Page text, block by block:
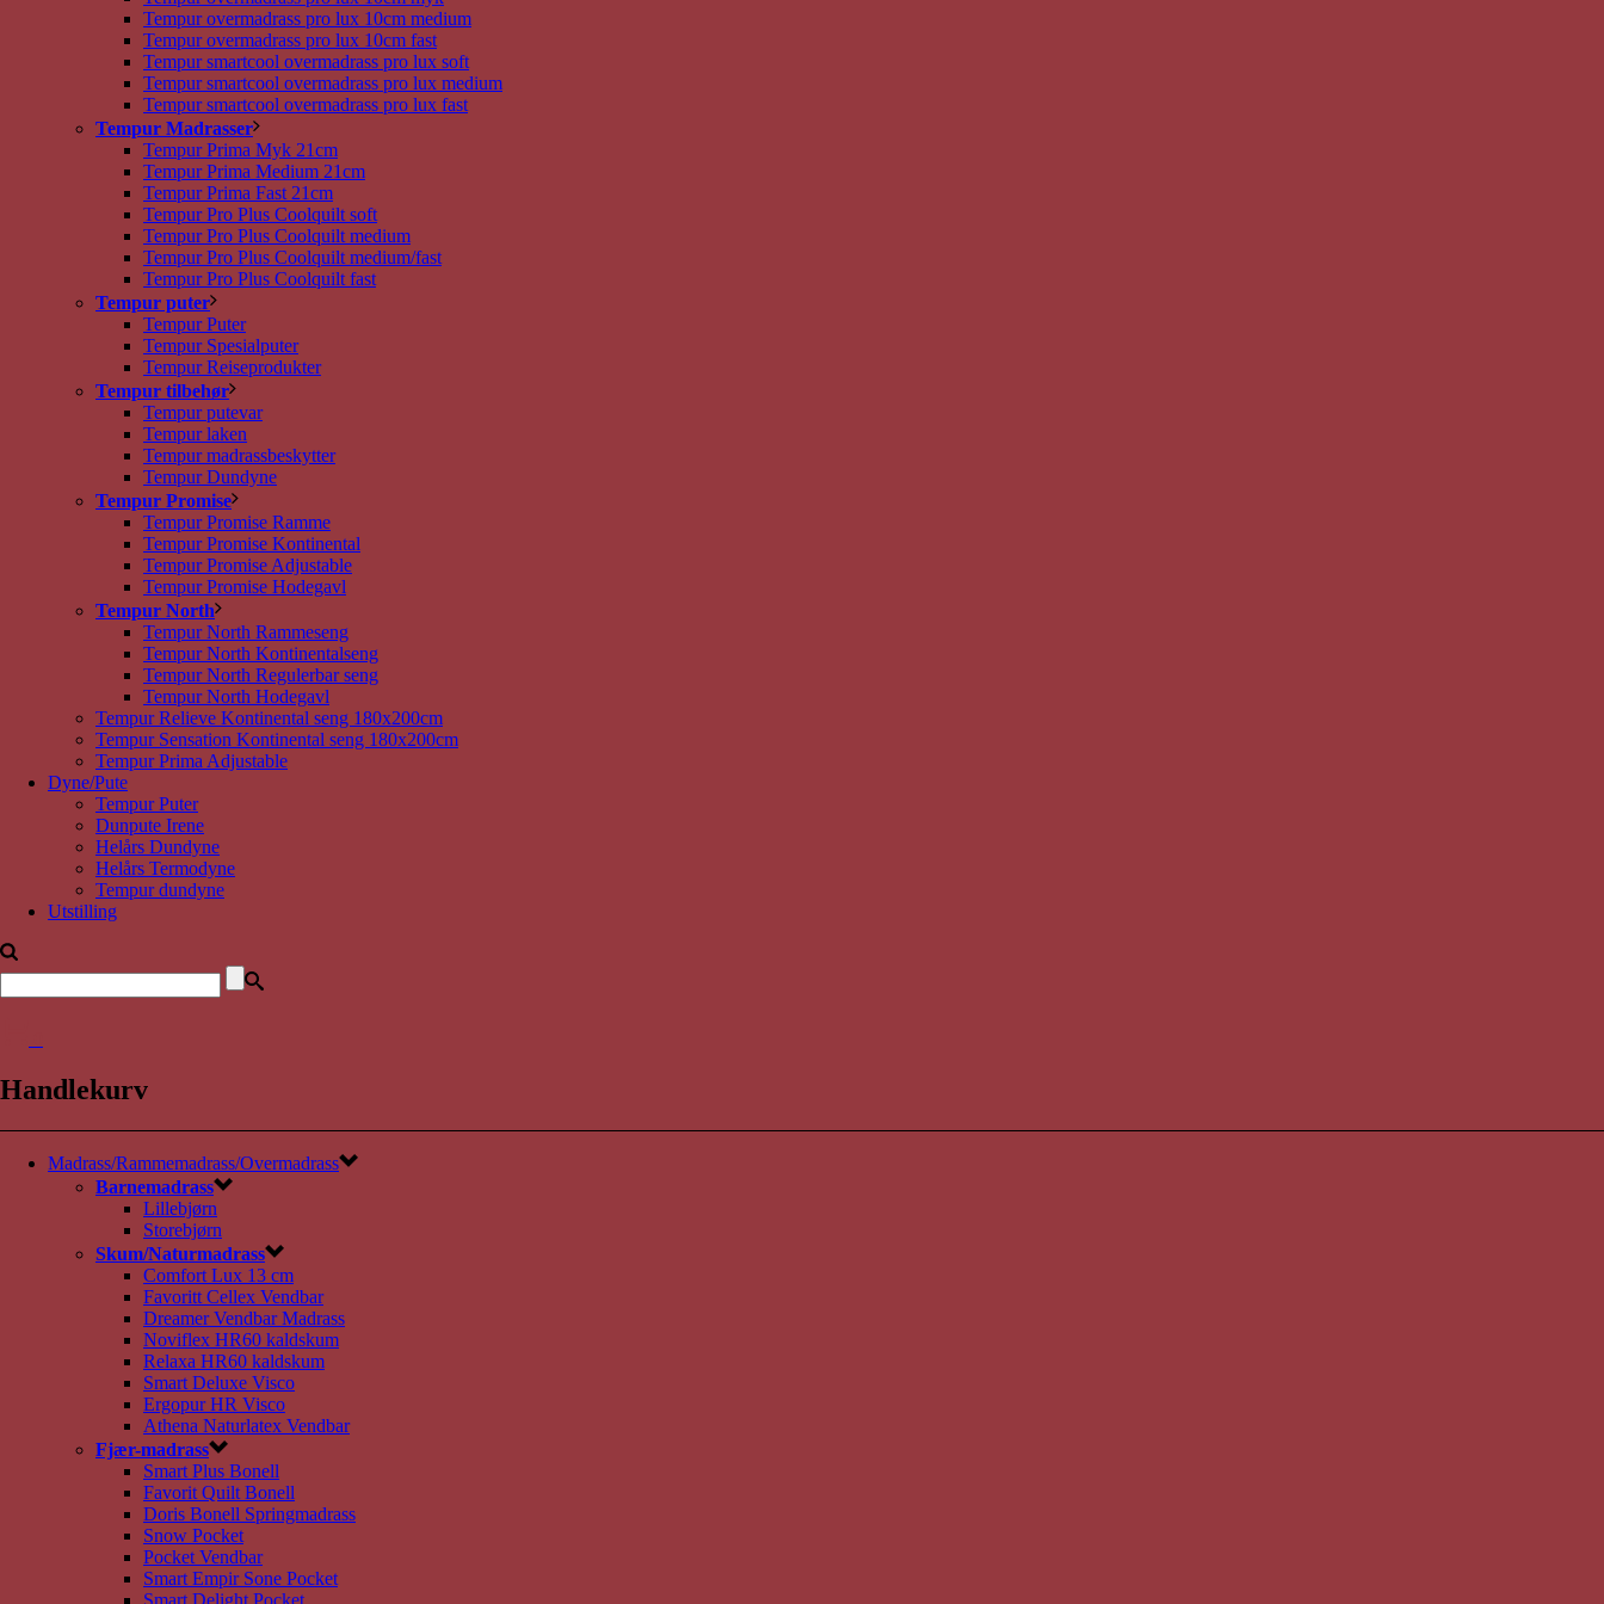
Tempur overmadrass pro lux 10cm medium
Tempur overmadrass pro lux 10cm fast
Tempur smartcool overmadrass pro lux soft
Tempur smartcool overmadrass pro lux medium
Tempur smartcool overmadrass pro lux fast
Tempur Madrasser
Tempur Prima Myk 21cm
Tempur Prima Medium 21cm
Tempur Prima Fast 21cm
Tempur Pro Plus Coolquilt soft
Tempur Pro Plus Coolquilt medium
Tempur Pro Plus Coolquilt medium/fast
Tempur Pro Plus Coolquilt fast
Tempur puter
Tempur Puter
Tempur Spesialputer
Tempur Reiseprodukter
Tempur tilbehør
Tempur putevar
Tempur laken
Tempur madrassbeskytter
Tempur Dundyne
Tempur Promise
Tempur Promise Ramme
Tempur Promise Kontinental
Tempur Promise Adjustable
Tempur Promise Hodegavl
Tempur North
Tempur North Rammeseng
Tempur North Kontinentalseng
Tempur North Regulerbar seng
Tempur North Hodegavl
Tempur Relieve Kontinental seng 180x200cm
Tempur Sensation Kontinental seng 180x200cm
Tempur Prima Adjustable
Dyne/Pute
Tempur Puter
Dunpute Irene
Helårs Dundyne
Helårs Termodyne
Tempur dundyne
Utstilling
Handlekurv
Madrass/Rammemadrass/Overmadrass
Barnemadrass
Lillebjørn
Storebjørn
Skum/Naturmadrass
Comfort Lux 13 cm
Favoritt Cellex Vendbar
Dreamer Vendbar Madrass
Noviflex HR60 kaldskum
Relaxa HR60 kaldskum
Smart Deluxe Visco
Ergopur HR Visco
Athena Naturlatex Vendbar
Fjær-madrass
Smart Plus Bonell
Favorit Quilt Bonell
Doris Bonell Springmadrass
Snow Pocket
Pocket Vendbar
Smart Empir Sone Pocket
Smart Delight Pocket